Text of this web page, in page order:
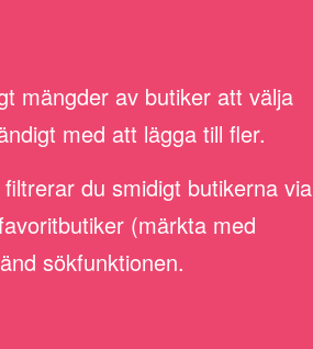
mängder av butiker att välja
med att lägga till fler.
du smidigt butikerna via
(märkta med
sökfunktionen.